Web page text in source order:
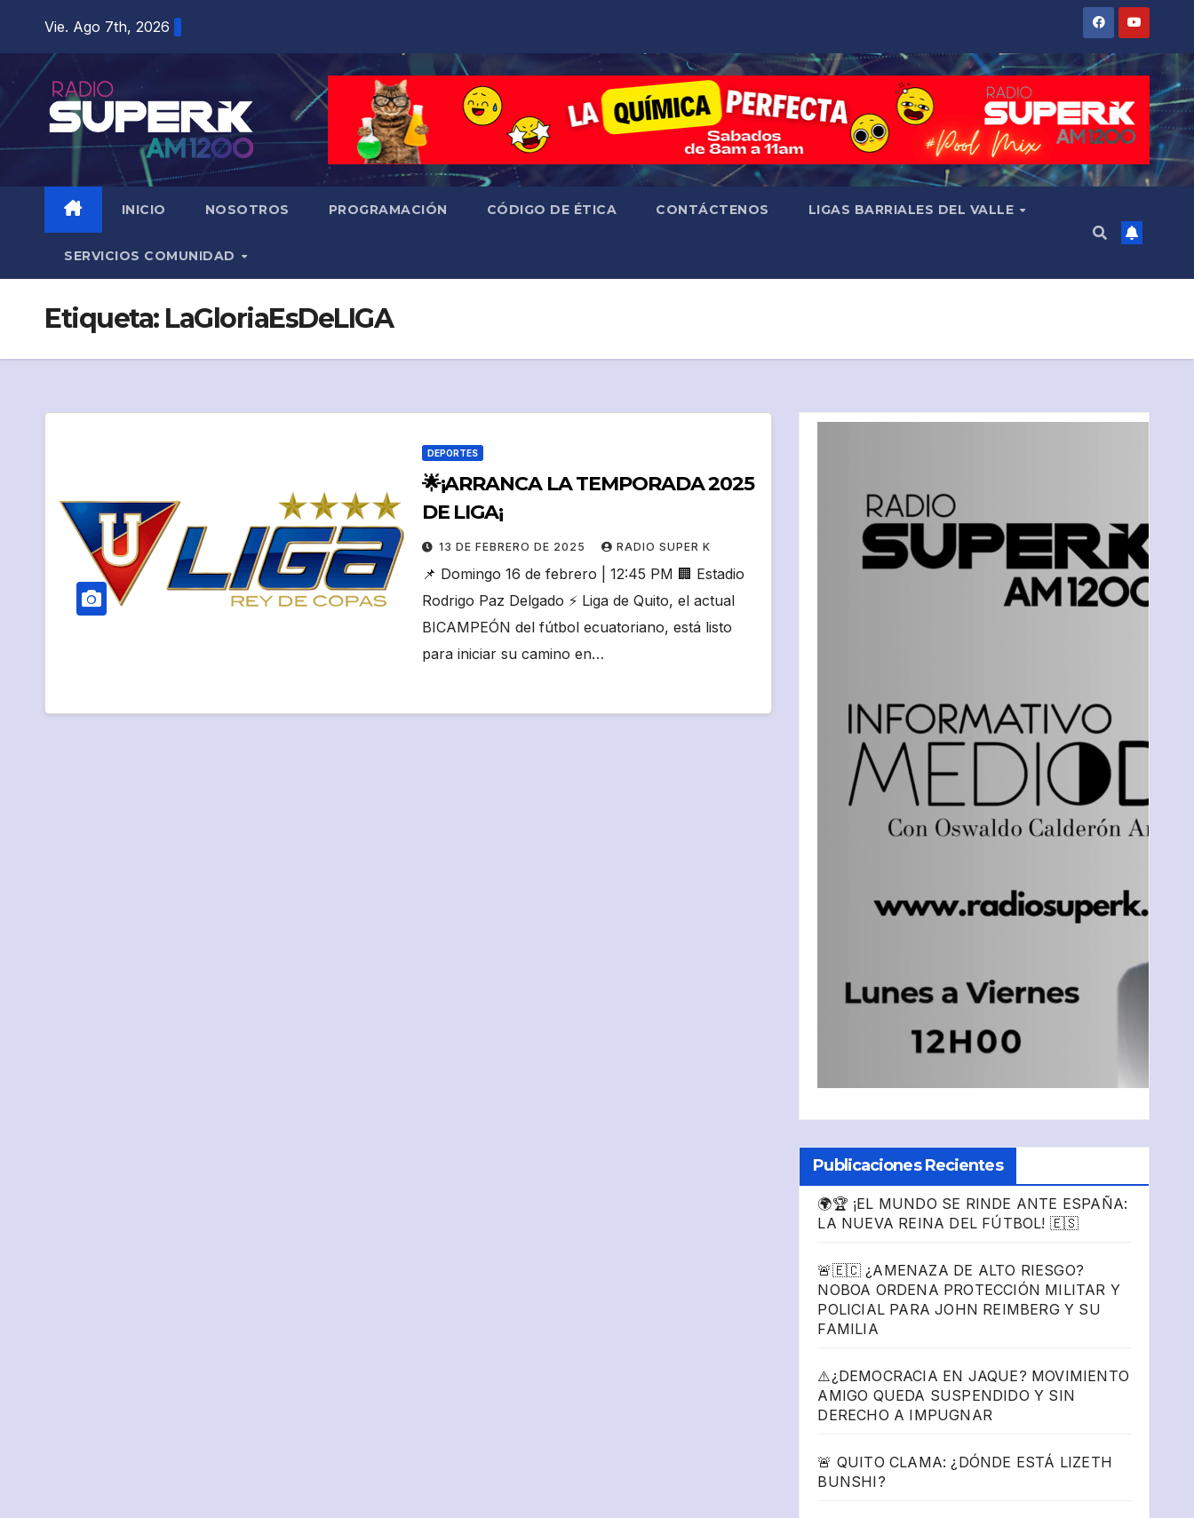
Vie. Ago 7th, 2026
INICIO NOSOTROS PROGRAMACIÓN CÓDIGO DE ÉTICA CONTÁCTENOS LIGAS BARRIALES DEL VALLE
SERVICIOS COMUNIDAD
Etiqueta: LaGloriaEsDeLIGA
DEPORTES
🌟¡ARRANCA LA TEMPORADA 2025
DE LIGA¡
13 DE FEBRERO DE 2025 RADIO SUPER K
📌 Domingo 16 de febrero | 12:45 PM 🏢 Estadio
Rodrigo Paz Delgado ⚡️ Liga de Quito, el actual
BICAMPEÓN del fútbol ecuatoriano, está listo
para iniciar su camino en…
Publicaciones Recientes
🌍🏆 ¡EL MUNDO SE RINDE ANTE ESPAÑA:
LA NUEVA REINA DEL FÚTBOL! 🇪🇸
🚨🇪🇨 ¿AMENAZA DE ALTO RIESGO?
NOBOA ORDENA PROTECCIÓN MILITAR Y
POLICIAL PARA JOHN REIMBERG Y SU
FAMILIA
⚠️¿DEMOCRACIA EN JAQUE? MOVIMIENTO
AMIGO QUEDA SUSPENDIDO Y SIN
DERECHO A IMPUGNAR
🚨 QUITO CLAMA: ¿DÓNDE ESTÁ LIZETH
BUNSHI?